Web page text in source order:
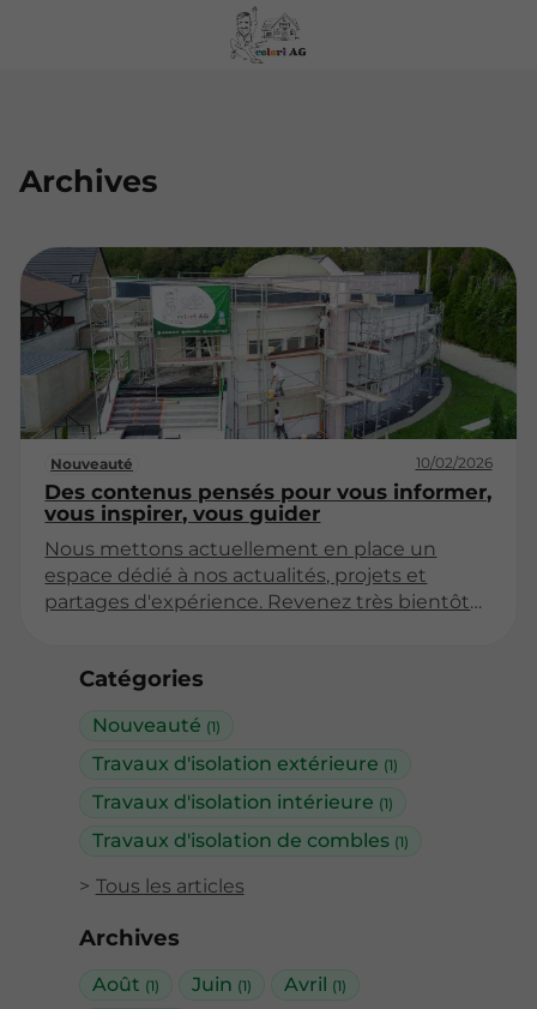
Catégories
Nouveauté (1)
Travaux d'isolation extérieure (1)
Travaux d'isolation intérieure (1)
Travaux d'isolation de combles (1)
Tous les articles
Archives
Août (1) Juin (1) Avril (1)
Archives
Nouveauté 10/02/2026
Des contenus pensés pour vous informer,
vous inspirer, vous guider
Nous mettons actuellement en place un
espace dédié à nos actualités, projets et
partages d'expérience. Revenez très bientôt